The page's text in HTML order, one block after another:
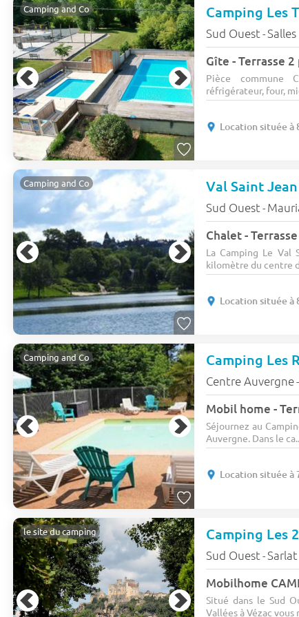
Camping and Co
Sud Ouest -
Gîte - Terrasse 2
Pièce commune
réfrigérateur, four,
Location située à
Camping and Co Val Saint Jean
Sud Ouest -
Chalet -
La Camping Le Val
kilomètre du centre
Location située à
Camping and Co Camping Les
Centre Auvergne
Mobil home -
Séjournez au
Auvergne. Dans le
Location située à
le site du camping Camping Les
Sud Ouest -Sarlat
Situé dans le Sud
Vallées à Vézac